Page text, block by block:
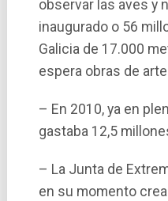
observar las aves y
inaugurado o 56
Galicia de 17.000
espera obras de
– En 2010, ya en
gastaba 12,5
– La Junta de
en su momento